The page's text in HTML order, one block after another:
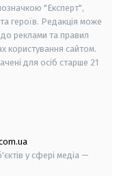
"Експерт",
героїв. Редакція може
реклами та правил
користування сайтом.
для осіб старше 21
у сфері медіа —